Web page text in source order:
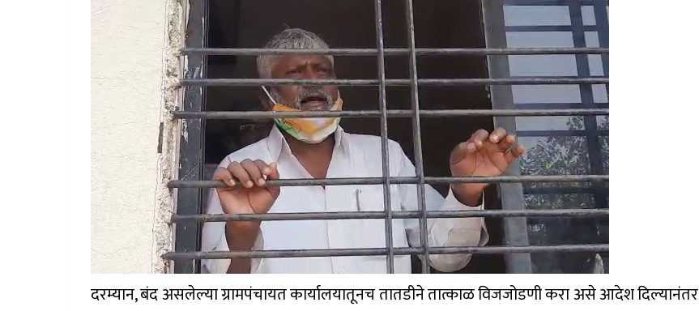
दरम्यान, बंद असलेल्या ग्रामपंचायत कार्यालयातूनच तातडीने तात्काळ विजजोडणी करा असे आदेश दिल्यानंतर